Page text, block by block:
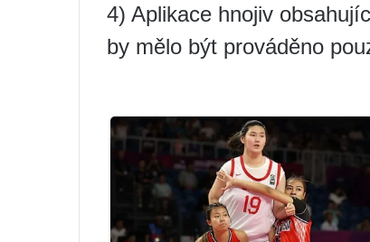
4) Aplikace hnojiv
by mělo být prováděno